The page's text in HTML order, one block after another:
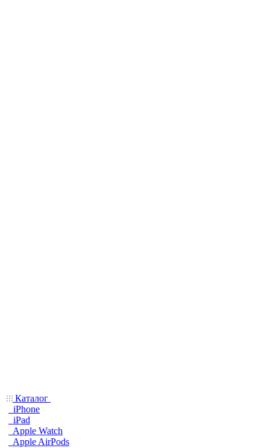
Каталог
iPhone
iPad
Apple Watch
Apple AirPods